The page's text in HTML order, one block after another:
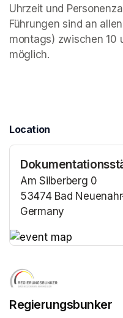
Uhrzeit und
Führungen sind an
montags) zwischen 10
möglich.
Location
Am Silberberg 0
53474 Bad
Germany
Regierungsbunker